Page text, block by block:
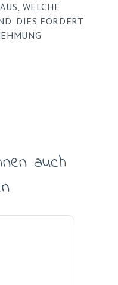
WELCHE
DIES FÖRDERT
auch